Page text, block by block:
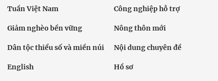
Tuần Việt Nam Công nghiệp hỗ trợ
Giảm nghèo bền vững Nông thôn mới
Dân tộc thiểu số và miền núi Nội dung chuyên đề
English Hồ sơ